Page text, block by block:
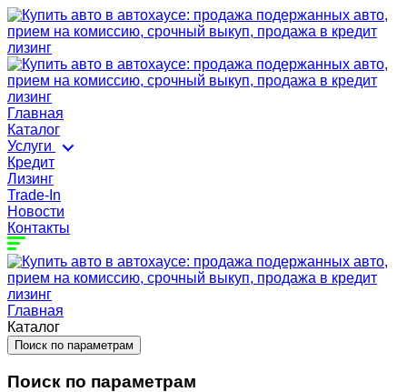
Главная
Каталог
Услуги
Кредит
Лизинг
Trade-In
Новости
Контакты
Главная
Каталог
Поиск по параметрам
Поиск по параметрам